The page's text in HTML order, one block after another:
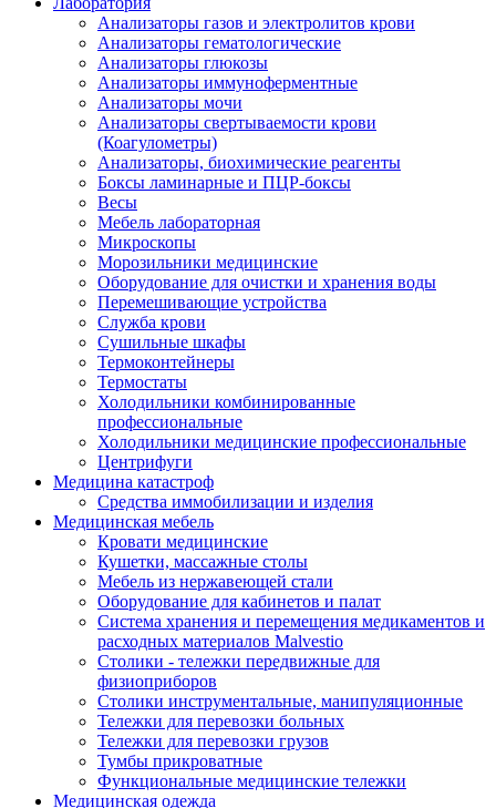
Анализаторы газов и электролитов крови
Анализаторы гематологические
Анализаторы глюкозы
Анализаторы иммуноферментные
Анализаторы мочи
Анализаторы свертываемости крови
(Коагулометры)
Анализаторы, биохимические реагенты
Боксы ламинарные и ПЦР-боксы
Весы
Мебель лабораторная
Микроскопы
Морозильники медицинские
Оборудование для очистки и хранения воды
Перемешивающие устройства
Служба крови
Сушильные шкафы
Термоконтейнеры
Термостаты
Холодильники комбинированные
профессиональные
Холодильники медицинские профессиональные
Центрифуги
Медицина катастроф
Средства иммобилизации и изделия
Медицинская мебель
Кровати медицинские
Кушетки, массажные столы
Мебель из нержавеющей стали
Оборудование для кабинетов и палат
Система хранения и перемещения медикаментов и
расходных материалов Malvestio
Столики - тележки передвижные для
физиоприборов
Столики инструментальные, манипуляционные
Тележки для перевозки больных
Тележки для перевозки грузов
Тумбы прикроватные
Функциональные медицинские тележки
Медицинская одежда